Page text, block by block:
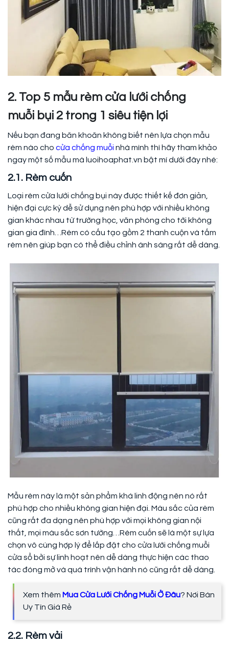
2. Top 5 mẫu rèm cửa lưới chống
muỗi bụi 2 trong 1 siêu tiện lợi
Nếu bạn đang băn khoăn không biết nên lựa chọn mẫu
rèm nào cho cửa chống muỗi nhà mình thì hãy tham khảo
ngay một số mẫu mà luoihoaphat.vn bật mí dưới đây nhé:
2.1. Rèm cuốn
Loại rèm cửa lưới chống bụi này được thiết kế đơn giản,
hiện đại cực kỳ dễ sử dụng nên phù hợp với nhiều không
gian khác nhau từ trường học, văn phòng cho tới không
gian gia đình…Rèm có cấu tạo gồm 2 thanh cuộn và tấm
rèm nên giúp bạn có thể điều chỉnh ánh sáng rất dễ dàng.
Mẫu rèm này là một sản phẩm khá linh động nên nó rất
phù hợp cho nhiều không gian hiện đại. Màu sắc của rèm
cũng rất đa dạng nên phù hợp với mọi không gian nội
thất, mọi màu sắc sơn tường…Rèm cuốn sẽ là một sự lựa
chọn vô cùng hợp lý để lắp đặt cho cửa lưới chống muỗi
cửa sổ bởi sự linh hoạt nên dễ dàng thực hiện các thao
tác đóng mở và quá trình vận hành nó cũng rất dễ dàng.
Xem thêm Mua Cửa Lưới Chống Muỗi Ở Đâu? Nơi Bán
Uy Tín Giá Rẻ
2.2. Rèm vải